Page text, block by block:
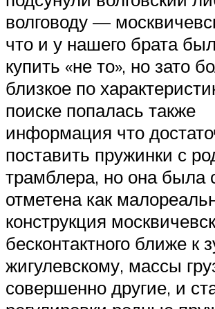
волговоду —
что и у нашего брата
купить «не то», но зато
близкое по
поиске попалась также
информация что
поставить пружинки с
трамблера, но она была
отметена как
конструкция
бесконтактного ближе к
жигулевскому, массы
совершенно другие, и